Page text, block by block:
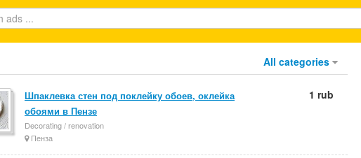
All categories
Шпаклевка стен под поклейку обоев, оклейка
обоями в Пензе
Decorating / renovation
Пенза
1 rub